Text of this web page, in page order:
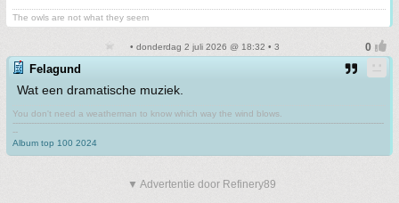
The owls are not what they seem
• donderdag 2 juli 2026 @ 18:32 • 3
Felagund
Wat een dramatische muziek.
You don't need a weatherman to know which way the wind blows.
-------------------------------------------------------------------------------------------------------------------------------------------
--
Album top 100 2024
▼ Advertentie door Refinery89